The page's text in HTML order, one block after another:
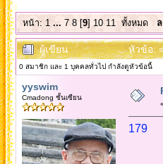
หน้า:1 ... 7 8[9] 10 11 ทั้งหมด ล
ผู้เขียน หัวข้อ:
0 สมาชิก และ 1 บุคคลทั่วไป กำลังดูหัวข้อนี้
yyswim
Cmadong ชั้นเซียน
«
179